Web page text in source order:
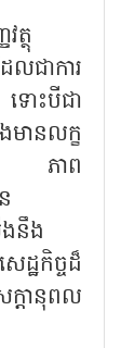
ត្ថុ
លជាការ
ទោះបីជា
ានលក្ខ
។ ភាព
នឹង
ដ្ឋកិច្ចដ៏
តានុពល